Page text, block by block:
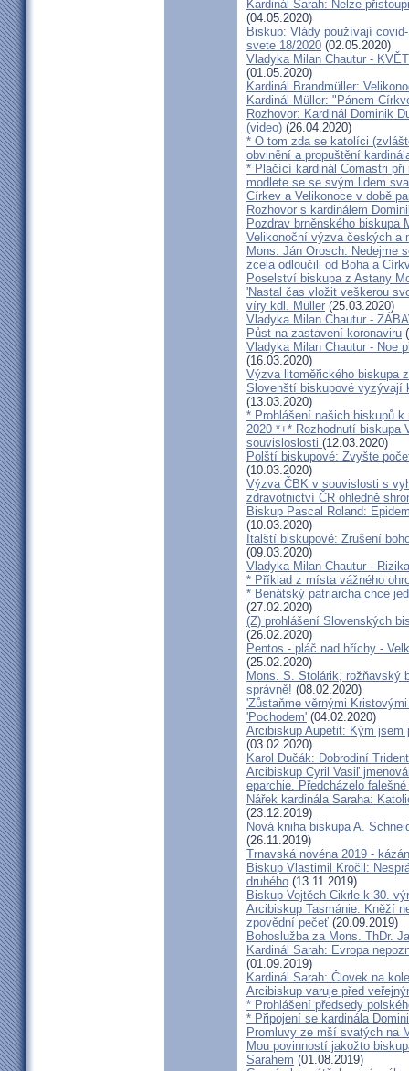
Kardinál Sarah: Nelze
(04.05.2020)
Biskup: Vlády používají
svete 18/2020 (02.05.2020)
Vladyka Milan Chautur -
(01.05.2020)
Kardinál Brandmüller:
Kardinál Müller: "Pánem
Rozhovor: Kardinál Dominik
(video) (26.04.2020)
* O tom zda se katolíci
obvinění a propuštění
* Plačící kardinál Comastri
modlete se se svým lidem
Církev a Velikonoce v době
Rozhovor s kardinálem
Pozdrav brněnského biskupa
Velikonoční výzva českých a
Mons. Ján Orosch: Nedejme
zcela odloučili od Boha a
Poselství biskupa z Astany
'Nastal čas vložit veškerou
víry kdl. Müller (25.03.2020)
Vladyka Milan Chautur -
Půst na zastavení koronaviru
Vladyka Milan Chautur - Noe
(16.03.2020)
Výzva litoměřického biskupa
Slovenští biskupové vyzývají
(13.03.2020)
* Prohlášení našich biskupů
2020 *+* Rozhodnutí biskupa
souvisloslosti (12.03.2020)
Polští biskupové: Zvyšte
(10.03.2020)
Výzva ČBK v souvislosti s
zdravotnictví ČR ohledně
Biskup Pascal Roland:
(10.03.2020)
Italští biskupové: Zrušení
(09.03.2020)
Vladyka Milan Chautur -
* Příklad z místa vážného
* Benátský patriarcha chce
(27.02.2020)
(Z) prohlášení Slovenských
(26.02.2020)
Pentos - pláč nad hříchy -
(25.02.2020)
Mons. S. Stolárik, rožňavský
správně! (08.02.2020)
'Zůstaňme věrnými
'Pochodem' (04.02.2020)
Arcibiskup Aupetit: Kým jsem
(03.02.2020)
Karol Dučák: Dobrodiní
Arcibiskup Cyril Vasiľ
eparchie. Předcházelo
Nářek kardinála Saraha:
(23.12.2019)
Nová kniha biskupa A.
(26.11.2019)
Trnavská novéna 2019 -
Biskup Vlastimil Kročil:
druhého (13.11.2019)
Biskup Vojtěch Cikrle k 30.
Arcibiskup Tasmánie: Kněží
zpovědní pečeť (20.09.2019)
Bohoslužba za Mons. ThDr.
Kardinál Sarah: Evropa
(01.09.2019)
Kardinál Sarah: Človek na
Arcibiskup varuje před
* Prohlášení předsedy
* Připojení se kardinála
Promluvy ze mší svatých na
Mou povinností jakožto
Sarahem (01.08.2019)